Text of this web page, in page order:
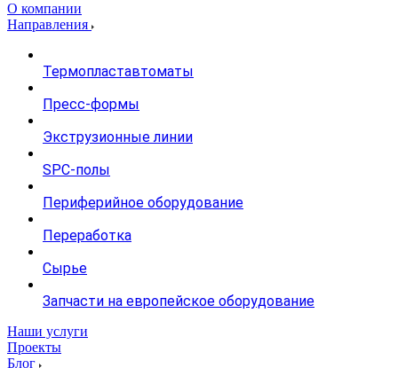
О компании
Направления
Термопластавтоматы
Пресс-формы
Экструзионные линии
SPC-полы
Периферийное оборудование
Переработка
Сырье
Запчасти на европейское оборудование
Наши услуги
Проекты
Блог